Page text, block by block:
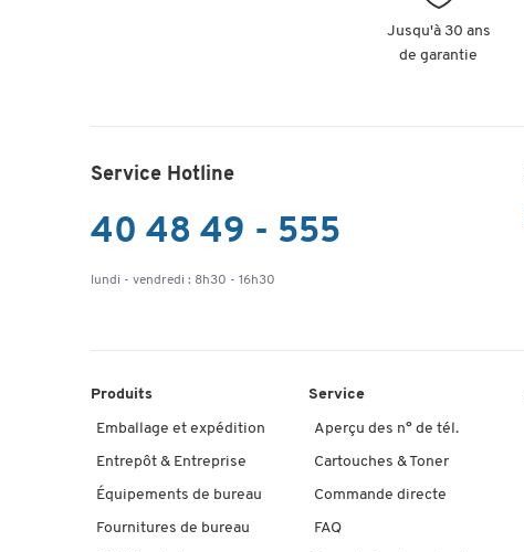
Jusqu'à 30 ans
de garantie
Service Hotline
40 48 49 - 555
lundi - vendredi : 8h30 - 16h30
Produits
Emballage et expédition
Entrepôt & Entreprise
Équipements de bureau
Fournitures de bureau
Service
Aperçu des n° de tél.
Cartouches & Toner
Commande directe
FAQ